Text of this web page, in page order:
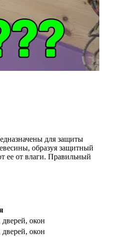
для защиты
образуя защитный
ее от влаги. Правильный
окон
окон